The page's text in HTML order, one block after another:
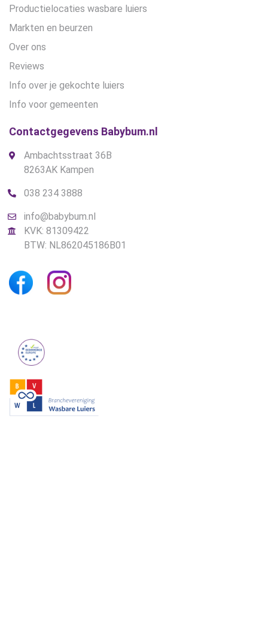
Productielocaties wasbare luiers
Markten en beurzen
Over ons
Reviews
Info over je gekochte luiers
Info voor gemeenten
Contactgegevens Babybum.nl
Ambachtsstraat 36B
8263AK Kampen
038 234 3888
info@babybum.nl
KVK: 81309422
BTW: NL862045186B01